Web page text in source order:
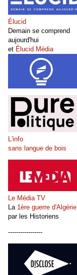
Élucid
Demain se comprend
aujourd'hui
et Élucid Média
L'info
sans langue de bois
Le Média TV
La 1ère guerre d'Algérie
par les Historiens
-----------------